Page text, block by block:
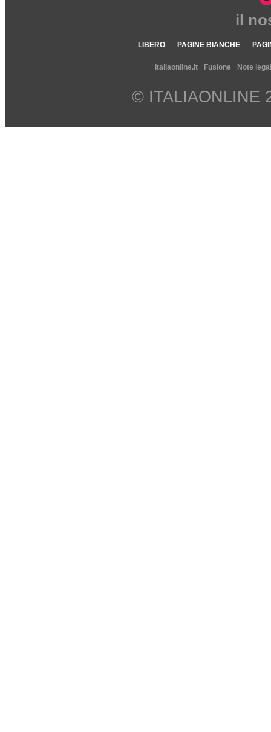
il
LIBERO PAGINE BIANCHE
Italiaonline.it Fusione Note
© ITALIAONLINE